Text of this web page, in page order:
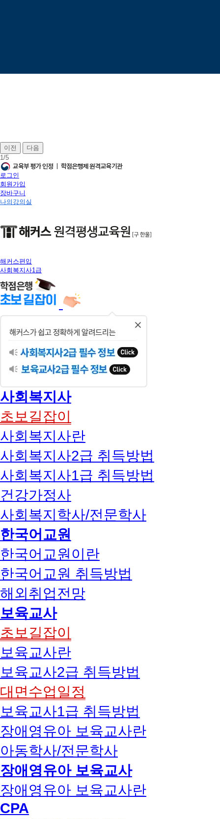
이전
다음
1/5
로그인
회원가입
장바구니
나의강의실
해커스편입
사회복지사1급
사회복지사
초보길잡이
사회복지사란
사회복지사2급 취득방법
사회복지사1급 취득방법
건강가정사
사회복지학사/전문학사
한국어교원
한국어교원이란
한국어교원 취득방법
해외취업전망
보육교사
초보길잡이
보육교사란
보육교사2급 취득방법
대면수업일정
보육교사1급 취득방법
장애영유아 보육교사란
아동학사/전문학사
장애영유아 보육교사
장애영유아 보육교사란
CPA